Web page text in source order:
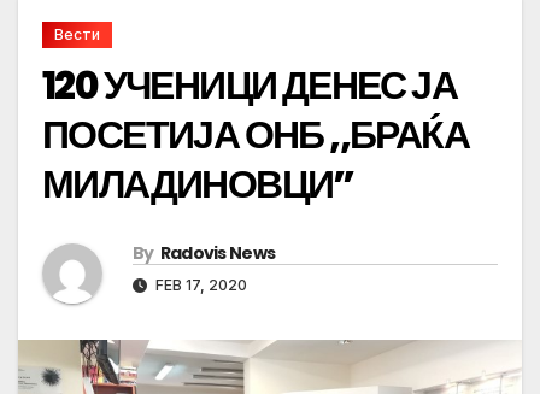
Вести
120 УЧЕНИЦИ ДЕНЕС ЈА
ПОСЕТИЈА ОНБ ,,БРАЌА
МИЛАДИНОВЦИ”
By Radovis News
FEB 17, 2020